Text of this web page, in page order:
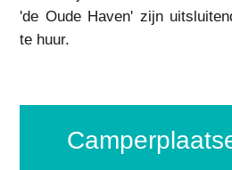
'de Oude Haven' zijn
te huur.